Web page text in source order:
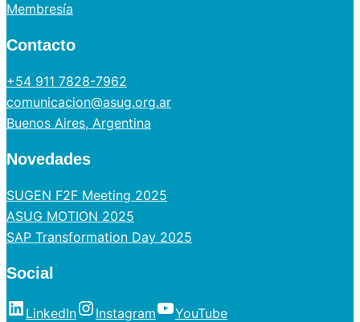
Membresía
Contacto
+54 911 7828-7962
comunicacion@asug.org.ar
Buenos Aires, Argentina
Novedades
SUGEN F2F Meeting 2025
ASUG MOTION 2025
SAP Transformation Day 2025
Social
LinkedIn Instagram YouTube